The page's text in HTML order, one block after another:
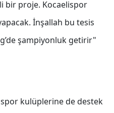
bir proje. Kocaelispor
İnşallah bu tesis
şampiyonluk getirir"
kulüplerine de destek